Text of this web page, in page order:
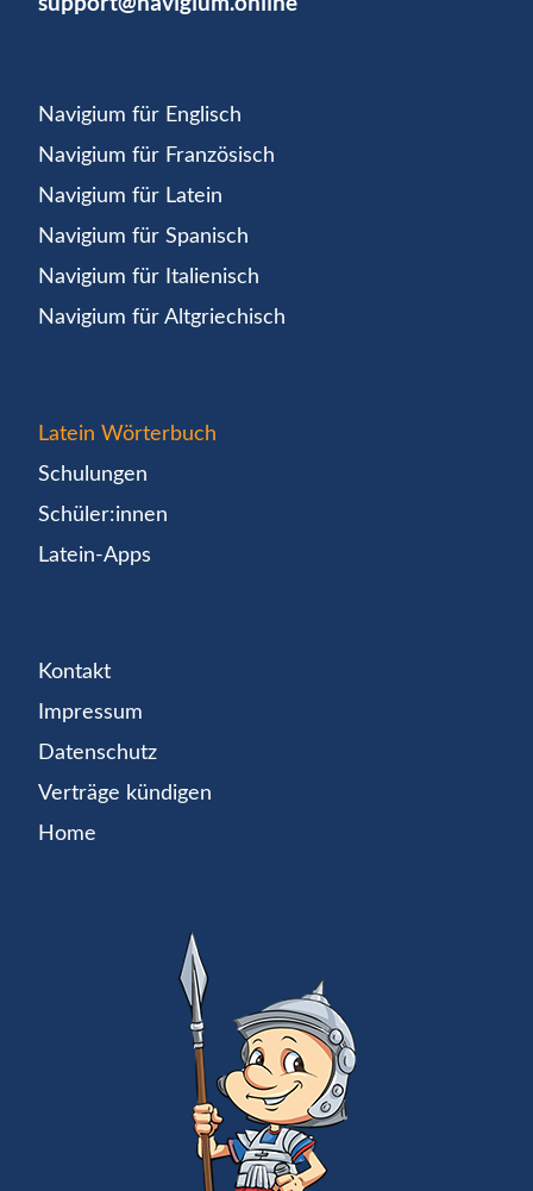
Navigium für Englisch
Navigium für Französisch
Navigium für Latein
Navigium für Spanisch
Navigium für Italienisch
Navigium für Altgriechisch
Latein Wörterbuch
Schulungen
Schüler:innen
Latein-Apps
Kontakt
Impressum
Datenschutz
Verträge kündigen
Home